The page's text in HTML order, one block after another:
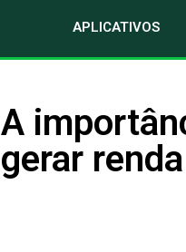
APLICATIVOS
A
gerar